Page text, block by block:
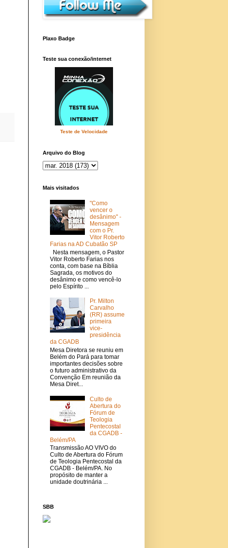
Plaxo Badge
Teste sua conexão/internet
Teste de Velocidade
Arquivo do Blog
Mais visitados
"Como
vencer o
desânimo" -
Mensagem
com o Pr.
Vitor Roberto
Farias na AD Cubatão SP
Nesta mensagem, o Pastor
Vitor Roberto Farias nos
conta, com base na Bíblia
Sagrada, os motivos do
desânimo e como vencê-lo
pelo Espírito ...
Pr. Milton
Carvalho
(RR) assume
primeira
vice-
presidência
da CGADB
Mesa Diretora se reuniu em
Belém do Pará para tomar
importantes decisões sobre
o futuro administrativo da
Convenção Em reunião da
Mesa Diret...
Culto de
Abertura do
Fórum de
Teologia
Pentecostal
da CGADB -
Belém/PA
Transmissão AO VIVO do
Culto de Abertura do Fórum
de Teologia Pentecostal da
CGADB - Belém/PA. No
propósito de manter a
unidade doutrinária ...
SBB